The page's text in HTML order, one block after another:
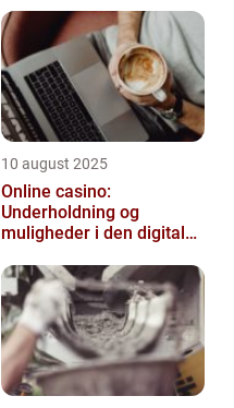
10 august 2025
Online casino:
Underholdning og
muligheder i den digitale